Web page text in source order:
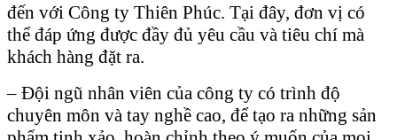
đến với Công ty Thiên Phúc. Tại đây, đơn vị có
thể đáp ứng được đầy đủ yêu cầu và tiêu chí mà
khách hàng đặt ra.
– Đội ngũ nhân viên của công ty có trình độ
chuyên môn và tay nghề cao, để tạo ra những sản